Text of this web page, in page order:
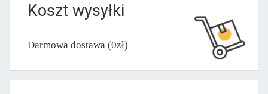
Koszt wysyłki
Darmowa dostawa (0zł)